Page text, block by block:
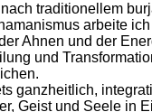
traditionellem
arbeite
Ahnen und der
und
ganzheitlich,
Geist und Seele in